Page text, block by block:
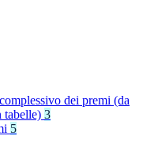
dei premi (da
tabelle) 3
5